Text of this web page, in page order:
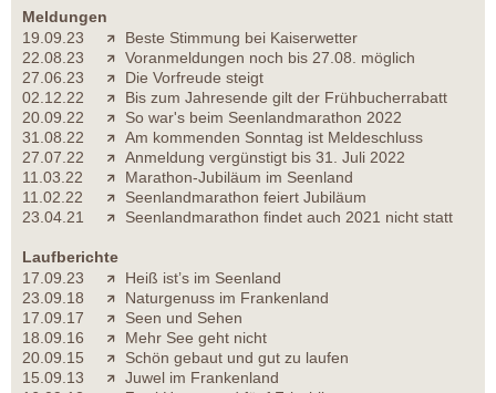
Meldungen
19.09.23
Beste Stimmung bei Kaiserwetter
22.08.23
Voranmeldungen noch bis 27.08. möglich
27.06.23
Die Vorfreude steigt
02.12.22
Bis zum Jahresende gilt der Frühbucherrabatt
20.09.22
So war's beim Seenlandmarathon 2022
31.08.22
Am kommenden Sonntag ist Meldeschluss
27.07.22
Anmeldung vergünstigt bis 31. Juli 2022
11.03.22
Marathon-Jubiläum im Seenland
11.02.22
Seenlandmarathon feiert Jubiläum
23.04.21
Seenlandmarathon findet auch 2021 nicht statt
Laufberichte
17.09.23
Heiß ist’s im Seenland
23.09.18
Naturgenuss im Frankenland
17.09.17
Seen und Sehen
18.09.16
Mehr See geht nicht
20.09.15
Schön gebaut und gut zu laufen
15.09.13
Juwel im Frankenland